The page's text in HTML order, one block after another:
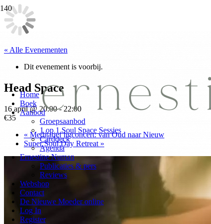
Home
Boek
Aanbod
Groepsaanbod
1 op 1 Soul Space Sessies
Carddeck
Agenda
Ernestine Numan
Publicaties & pers
Reviews
Webshop
Contact
De Nieuwe Moeder online
Log In
Register
« Alle Evenementen
Dit evenement is voorbij.
Head Space
16 april @ 20:00-22:00
€35
« Meditatief ligconcert: van Oud naar Nieuw
Super Soul Day Retreat »